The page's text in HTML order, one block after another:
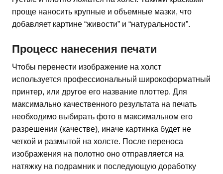
проще наносить крупные и объемные мазки, что
добавляет картине “живости” и “натуральности”.
Процесс нанесения печати
Чтобы перенести изображение на холст
используется профессиональный широкоформатный
принтер, или другое его название плоттер. Для
максимально качественного результата на печать
необходимо выбирать фото в максимальном его
разрешении (качестве), иначе картинка будет не
четкой и размытой на холсте. После переноса
изображения на полотно оно отправляется на
натяжку на подрамник и последующую доработку